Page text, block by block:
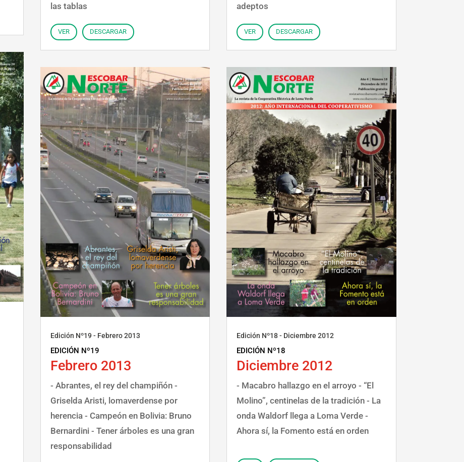
las tablas
VER DESCARGAR
Edición Nº19 - Febrero 2013
EDICIÓN Nº19
Febrero 2013
- Abrantes, el rey del champiñón -
Griselda Aristi, lomaverdense por
herencia - Campeón en Bolivia: Bruno
Bernardini - Tener árboles es una gran
responsabilidad
adeptos
VER DESCARGAR
Edición Nº18 - Diciembre 2012
EDICIÓN Nº18
Diciembre 2012
- Macabro hallazgo en el arroyo - “El
Molino”, centinelas de la tradición - La
onda Waldorf llega a Loma Verde -
Ahora sí, la Fomento está en orden